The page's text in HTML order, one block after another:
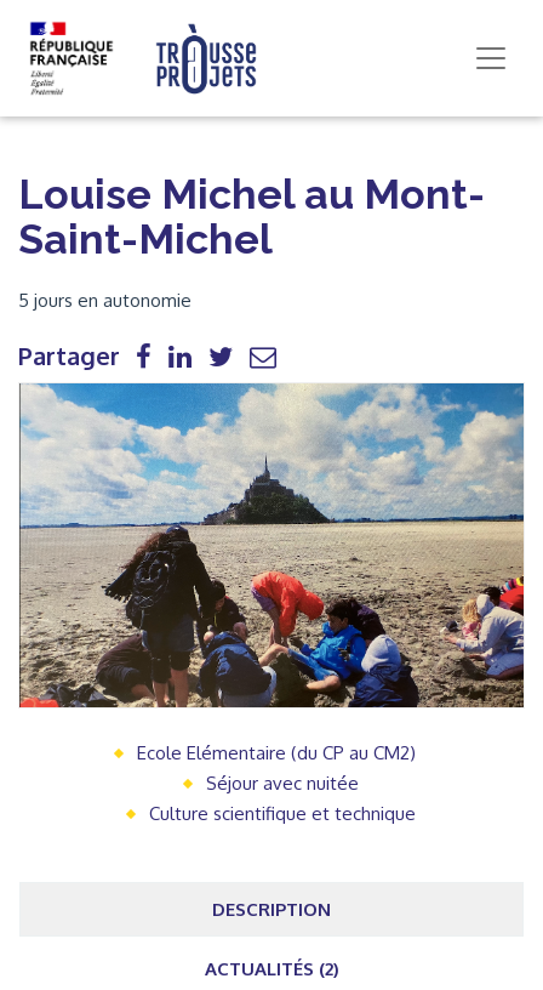
Louise Michel au Mont-
Saint-Michel
5 jours en autonomie
Partager
Ecole Elémentaire (du CP au CM2)
Séjour avec nuitée
Culture scientifique et technique
DESCRIPTION
ACTUALITÉS (2)